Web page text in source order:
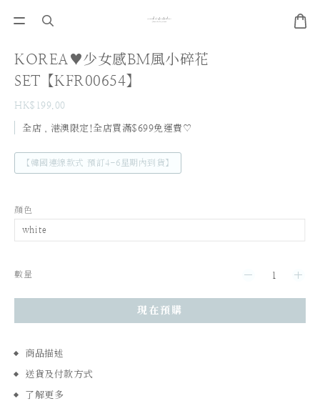
KOREA♥少女感BM風小碎花
SET【KFR00654】
HK$199.00
全店，港澳限定!全店買滿$699免運費♡
【韓國連線款式 預訂4-6星期內到貨】
顏色
數量
現在預購
商品描述
送貨及付款方式
了解更多